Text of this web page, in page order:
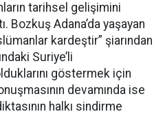
tarihsel gelişimini
Bozkuş Adana’da yaşayan
kardeştir” şiarından
Suriye’li
göstermek için
devamında ise
halkı sindirme